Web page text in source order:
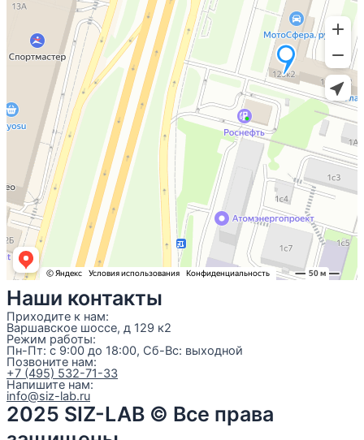
Наши контакты
Приходите к нам:
Варшавское шоссе, д 129 к2
Режим работы:
Пн-Пт: с 9:00 до 18:00, Сб-Вс: выходной
Позвоните нам:
+7 (495) 532-71-33
Напишите нам:
info@siz-lab.ru
2025 SIZ-LAB © Все права